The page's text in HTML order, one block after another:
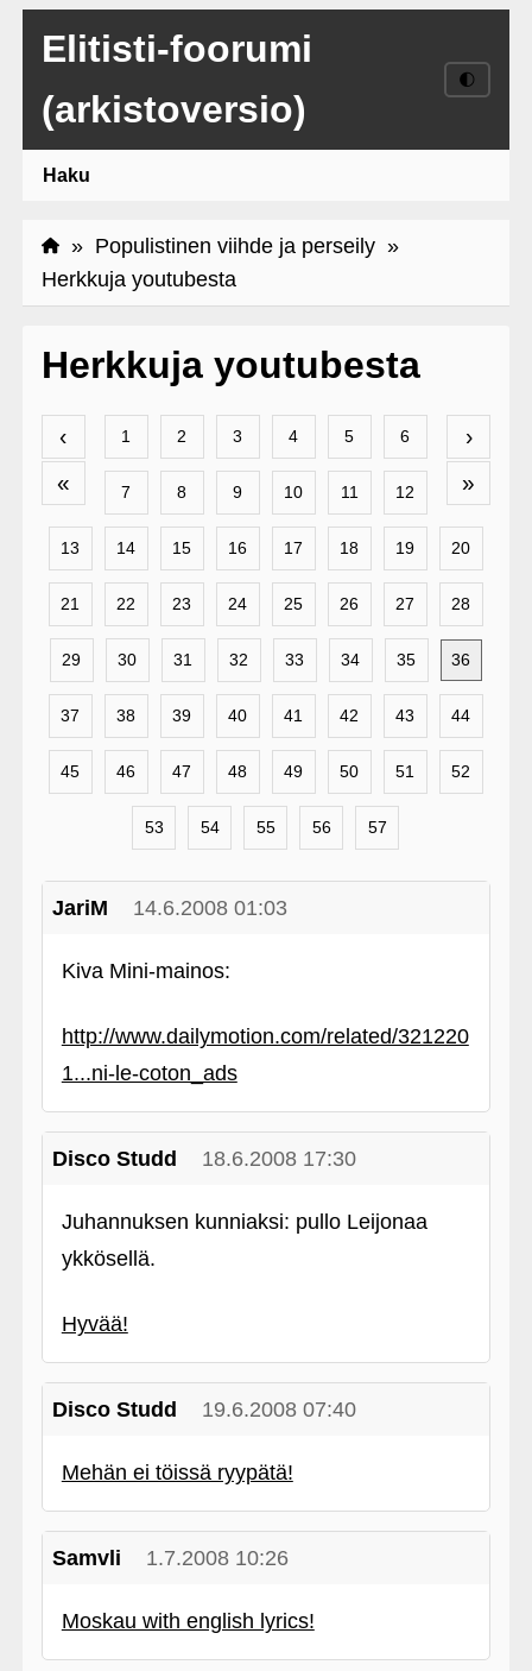
Elitisti-foorumi
(arkistoversio)
🌓
Haku
» Populistinen viihde ja perseily»
Herkkuja youtubesta
Herkkuja youtubesta
‹
«
›
»
1 2 3 4 5 6
7 8 9 10 11 12
13 14 15 16 17 18 19 20
21 22 23 24 25 26 27 28
29 30 31 32 33 34 35 36
37 38 39 40 41 42 43 44
45 46 47 48 49 50 51 52
53 54 55 56 57
JariM 14.6.2008 01:03
Kiva Mini-mainos:
http://www.dailymotion.com/related/321220
1...ni-le-coton_ads
Disco Studd 18.6.2008 17:30
Juhannuksen kunniaksi: pullo Leijonaa
ykkösellä.
Hyvää!
Disco Studd 19.6.2008 07:40
Mehän ei töissä ryypätä!
Samvli 1.7.2008 10:26
Moskau with english lyrics!